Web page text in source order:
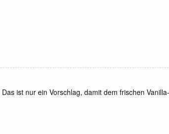
Das ist nur ein Vorschlag, damit dem frischen